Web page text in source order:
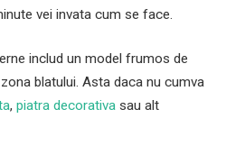
vei invata cum se face.
includ un model frumos de
blatului. Asta daca nu cumva
, piatra decorativa sau alt